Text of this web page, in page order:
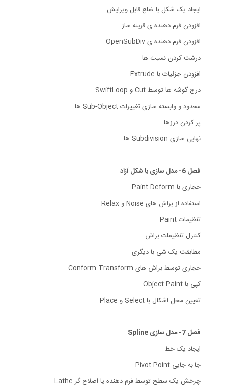
ایجاد یک شکل با ضلع قابل ویرایش
افزودن فرم دهنده ی قرینه ساز
افزودن فرم دهنده ی OpenSubDiv
درشت کردن نسبت ها
افزودن جزئیات با Extrude
درج گوشه ها توسط Cut و SwiftLoop
محدود و وابسته سازی تغییرات Sub-Object ها
پر کردن درزها
نهایی سازی Subdivision ها
فصل 6- مدل سازی با شکل آزاد
حجاری با Paint Deform
استفاده از براش های Noise و Relax
تنظیمات Paint
کنترل تنظیمات براش
مطابقت یک شی با دیگری
حجاری توسط براش های Conform Transform
کپی با Object Paint
تعیین محل اشکال با Select و Place
فصل 7- مدل سازی Spline
ایجاد یک خط
جا به جایی Pivot Point
چرخش یک سطح توسط فرم دهنده یا اصلاح گر Lathe